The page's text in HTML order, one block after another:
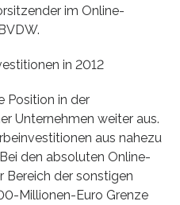
im Online-
in 2012
Position in der
Unternehmen weiter aus.
aus nahezu
den absoluten Online-
Bereich der sonstigen
Millionen-Euro Grenze